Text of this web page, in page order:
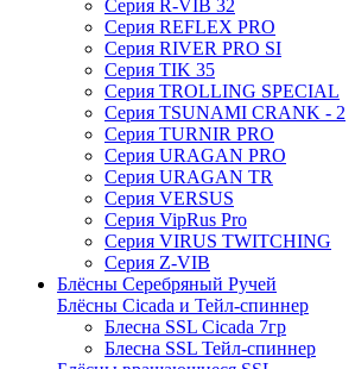
Серия R-VIB 32
Серия REFLEX PRO
Серия RIVER PRO SI
Серия TIK 35
Серия TROLLING SPECIAL
Серия TSUNAMI CRANK - 2
Серия TURNIR PRO
Серия URAGAN PRO
Серия URAGAN TR
Серия VERSUS
Серия VipRus Pro
Серия VIRUS TWITCHING
Серия Z-VIB
Блёсны Серебряный Ручей
Блёсны Cicada и Тейл-спиннер
Блесна SSL Cicada 7гр
Блесна SSL Тейл-спиннер